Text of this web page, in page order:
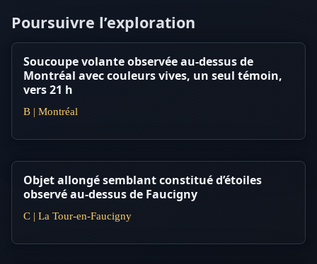
Poursuivre l’exploration
Soucoupe volante observée au-dessus de
Montréal avec couleurs vives, un seul témoin,
vers 21 h
B | Montréal
Objet allongé semblant constitué d’étoiles
observé au-dessus de Faucigny
C | La Tour-en-Faucigny